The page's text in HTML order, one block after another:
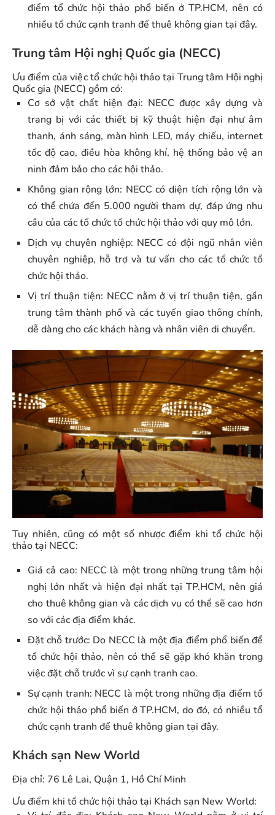
điểm tổ chức hội thảo phổ biến ở TP.HCM, nên có
nhiều tổ chức cạnh tranh để thuê không gian tại đây.
Trung tâm Hội nghị Quốc gia (NECC)
Ưu điểm của việc tổ chức hội thảo tại Trung tâm Hội nghị
Quốc gia (NECC) gồm có:
Cơ sở vật chất hiện đại: NECC được xây dựng và
trang bị với các thiết bị kỹ thuật hiện đại như âm
thanh, ánh sáng, màn hình LED, máy chiếu, internet
tốc độ cao, điều hòa không khí, hệ thống bảo vệ an
ninh đảm bảo cho các hội thảo.
Không gian rộng lớn: NECC có diện tích rộng lớn và
có thể chứa đến 5.000 người tham dự, đáp ứng nhu
cầu của các tổ chức tổ chức hội thảo với quy mô lớn.
Dịch vụ chuyên nghiệp: NECC có đội ngũ nhân viên
chuyên nghiệp, hỗ trợ và tư vấn cho các tổ chức tổ
chức hội thảo.
Vị trí thuận tiện: NECC nằm ở vị trí thuận tiện, gần
trung tâm thành phố và các tuyến giao thông chính,
dễ dàng cho các khách hàng và nhân viên di chuyển.
Tuy nhiên, cũng có một số nhược điểm khi tổ chức hội
thảo tại NECC:
Giá cả cao: NECC là một trong những trung tâm hội
nghị lớn nhất và hiện đại nhất tại TP.HCM, nên giá
cho thuê không gian và các dịch vụ có thể sẽ cao hơn
so với các địa điểm khác.
Đặt chỗ trước: Do NECC là một địa điểm phổ biến để
tổ chức hội thảo, nên có thể sẽ gặp khó khăn trong
việc đặt chỗ trước vì sự cạnh tranh cao.
Sự cạnh tranh: NECC là một trong những địa điểm tổ
chức hội thảo phổ biến ở TP.HCM, do đó, có nhiều tổ
chức cạnh tranh để thuê không gian tại đây.
Khách sạn New World
Địa chỉ: 76 Lê Lai, Quận 1, Hồ Chí Minh
Ưu điểm khi tổ chức hội thảo tại Khách sạn New World: